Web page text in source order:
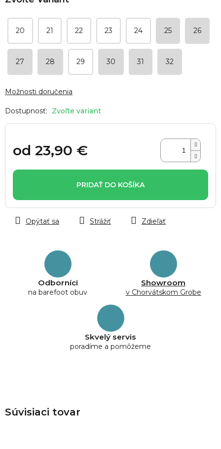
Zvoľte variant
20 21 22 23 24 25 26
27 28 29 30 31 32
Možnosti doručenia
od 23,90 €
cena:
PRIDAŤ DO KOŠÍKA
Odborníci
na barefoot obuv
Showroom
v Chorvátskom Grobe
Skvelý servis
poradíme a pomôžeme
Opýtať sa Strážiť Zdieľať
Súvisiaci tovar